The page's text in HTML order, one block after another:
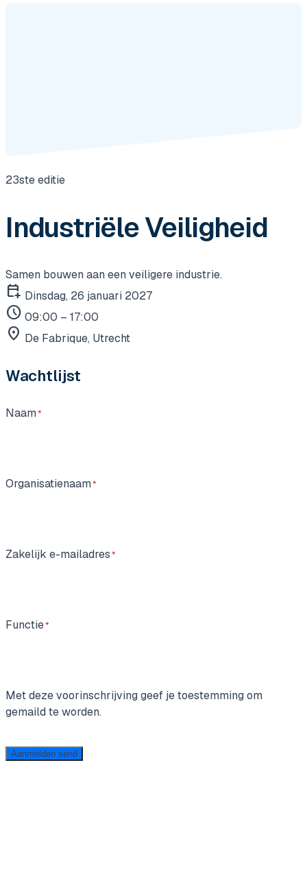
23ste editie
Industriële Veiligheid
Samen bouwen aan een veiligere industrie.
calendar_add_on Dinsdag, 26 januari 2027
schedule 09:00 – 17:00
location_on De Fabrique, Utrecht
Wachtlijst
Naam
Organisatienaam
Zakelijk e-mailadres
Functie
Met deze voorinschrijving geef je toestemming om
gemaild te worden.
Aanmelden send